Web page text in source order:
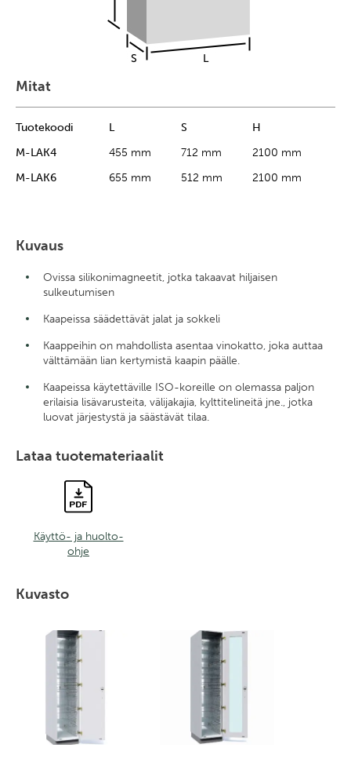
Mitat
Tuotekoodi L S
H
M-LAK4
455 mm 712 mm
2100 mm
M-LAK6
655 mm 512 mm 2100 mm
Kuvaus
Ovissa silikonimagneetit, jotka takaavat hiljaisen
sulkeutumisen
Kaapeissa säädettävät jalat ja sokkeli
Kaappeihin on mahdollista asentaa vinokatto, joka auttaa
välttämään lian kertymistä kaapin päälle.
Kaapeissa käytettäville ISO-koreille on olemassa paljon
erilaisia lisävarusteita, välijakajia, kylttitelineitä jne., jotka
luovat järjestystä ja säästävät tilaa.
Lataa tuotemateriaalit
Käyttö- ja huolto-
ohje
Kuvasto